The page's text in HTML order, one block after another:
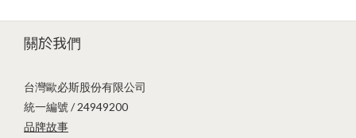
關於我們
台灣歐必斯股份有限公司
統一編號 / 24949200
品牌故事